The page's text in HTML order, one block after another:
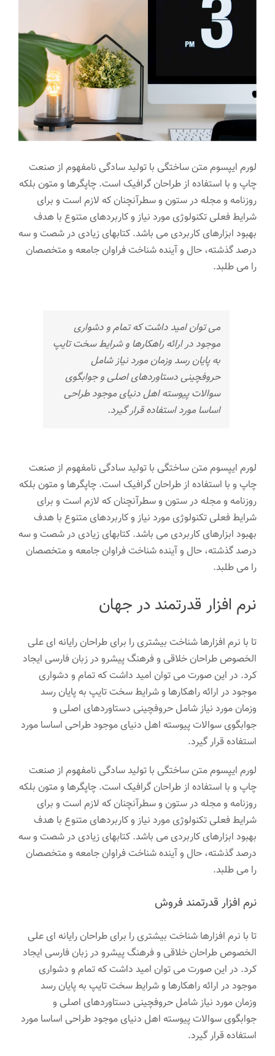
لورم ایپسوم متن ساختگی با تولید سادگی نامفهوم از صنعت
چاپ و با استفاده از طراحان گرافیک است. چاپگرها و متون بلکه
روزنامه و مجله در ستون و سطرآنچنان که لازم است و برای
شرایط فعلی تکنولوژی مورد نیاز و کاربردهای متنوع با هدف
بهبود ابزارهای کاربردی می باشد. کتابهای زیادی در شصت و سه
درصد گذشته، حال و آینده شناخت فراوان جامعه و متخصصان
را می طلبد.
می توان امید داشت که تمام و دشواری
موجود در ارائه راهکارها و شرایط سخت تایپ
به پایان رسد وزمان مورد نیاز شامل
حروفچینی دستاوردهای اصلی و جوابگوی
سوالات پیوسته اهل دنیای موجود طراحی
اساسا مورد استفاده قرار گیرد.
لورم ایپسوم متن ساختگی با تولید سادگی نامفهوم از صنعت
چاپ و با استفاده از طراحان گرافیک است. چاپگرها و متون بلکه
روزنامه و مجله در ستون و سطرآنچنان که لازم است و برای
شرایط فعلی تکنولوژی مورد نیاز و کاربردهای متنوع با هدف
بهبود ابزارهای کاربردی می باشد. کتابهای زیادی در شصت و سه
درصد گذشته، حال و آینده شناخت فراوان جامعه و متخصصان
را می طلبد.
نرم افزار قدرتمند در جهان
تا با نرم افزارها شناخت بیشتری را برای طراحان رایانه ای علی
الخصوص طراحان خلاقی و فرهنگ پیشرو در زبان فارسی ایجاد
کرد. در این صورت می توان امید داشت که تمام و دشواری
موجود در ارائه راهکارها و شرایط سخت تایپ به پایان رسد
وزمان مورد نیاز شامل حروفچینی دستاوردهای اصلی و
جوابگوی سوالات پیوسته اهل دنیای موجود طراحی اساسا مورد
استفاده قرار گیرد.
لورم ایپسوم متن ساختگی با تولید سادگی نامفهوم از صنعت
چاپ و با استفاده از طراحان گرافیک است. چاپگرها و متون بلکه
روزنامه و مجله در ستون و سطرآنچنان که لازم است و برای
شرایط فعلی تکنولوژی مورد نیاز و کاربردهای متنوع با هدف
بهبود ابزارهای کاربردی می باشد. کتابهای زیادی در شصت و سه
درصد گذشته، حال و آینده شناخت فراوان جامعه و متخصصان
را می طلبد.
نرم افزار قدرتمند فروش
تا با نرم افزارها شناخت بیشتری را برای طراحان رایانه ای علی
الخصوص طراحان خلاقی و فرهنگ پیشرو در زبان فارسی ایجاد
کرد. در این صورت می توان امید داشت که تمام و دشواری
موجود در ارائه راهکارها و شرایط سخت تایپ به پایان رسد
وزمان مورد نیاز شامل حروفچینی دستاوردهای اصلی و
جوابگوی سوالات پیوسته اهل دنیای موجود طراحی اساسا مورد
استفاده قرار گیرد.